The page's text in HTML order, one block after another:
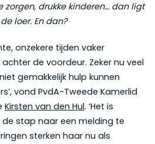
zorgen, drukke kinderen… dan ligt
loer. En dan?
onzekere tijden vaker
de voordeur. Zeker nu veel
gemakkelijk hulp kunnen
vond PvdA-Tweede Kamerlid
Kirsten van den Hul. ‘Het is
stap naar een melding te
sterken haar nu als